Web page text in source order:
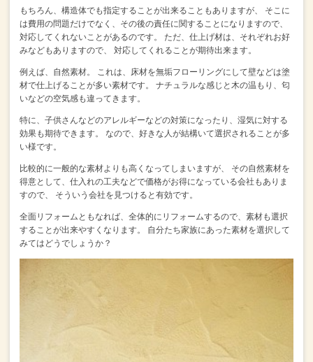
もちろん、構造体でも指定することが出来ることもありますが、
そこに
は費用の問題だけでなく、その後の責任に関することになりますので、
対応してくれないことがあるのです。
ただ、仕上げ材は、それぞれお好
みなどもありますので、
対応してくれることが期待出来ます。
例えば、自然素材。
これは、床材を無垢フローリングにして壁などは塗
材で仕上げることが多い素材です。
ナチュラルな感じと木の温もり、匂
いなどの空気感も違ってきます。
特に、子供さんなどのアレルギーなどの対策になったり、湿気に対する
効果も期待できます。
なので、好きな人が結構いて選択されることが多
い様です。
比較的に一般的な素材よりも高くなってしまいますが、
その自然素材を
得意として、仕入れの工夫などで価格がお得になっている会社もありま
すので、
そういう会社を見つけると有効です。
全面リフォームともなれば、全体的にリフォームするので、素材も選択
することが出来やすくなります。
自分たち家族にあった素材を選択して
みてはどうでしょうか？